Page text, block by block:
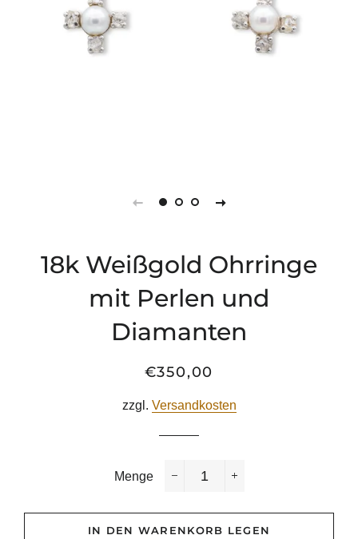
18k Weißgold Ohrringe
mit Perlen und
Diamanten
Normaler
Sonderpreis
€350,00
zzgl. Versandkosten
Menge
IN DEN WARENKORB LEGEN